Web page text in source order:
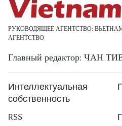
РУКОВОДЯЩЕЕ АГЕНТСТВО:
АГЕНТСТВО
Главный редактор: ЧАН
Интеллектуальная
собственность
RSS